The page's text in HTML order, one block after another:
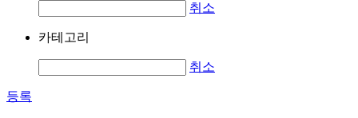
취소
카테고리
취소
등록